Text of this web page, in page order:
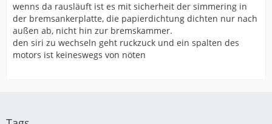
wenns da rausläuft ist es mit sicherheit der simmering in
der bremsankerplatte, die papierdichtung dichten nur nach
außen ab, nicht hin zur bremskammer.
den siri zu wechseln geht ruckzuck und ein spalten des
motors ist keineswegs von nöten